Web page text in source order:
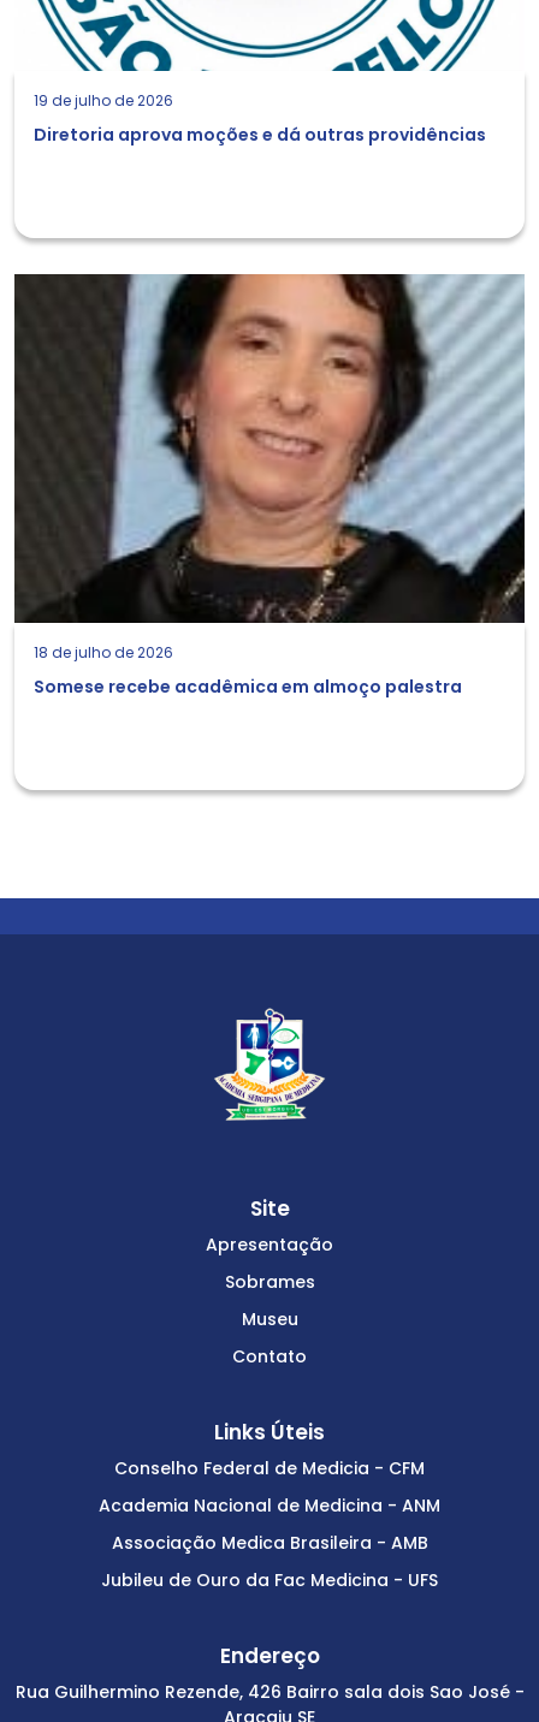
19 de julho de 2026
Diretoria aprova moções e dá outras providências
18 de julho de 2026
Somese recebe acadêmica em almoço palestra
Site
Apresentação
Sobrames
Museu
Contato
Links Úteis
Conselho Federal de Medicia - CFM
Academia Nacional de Medicina - ANM
Associação Medica Brasileira - AMB
Jubileu de Ouro da Fac Medicina - UFS
Endereço
Rua Guilhermino Rezende, 426 Bairro sala dois Sao José -